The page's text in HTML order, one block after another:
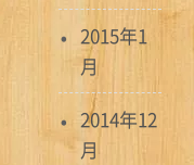
2015年1
月
2014年12
月